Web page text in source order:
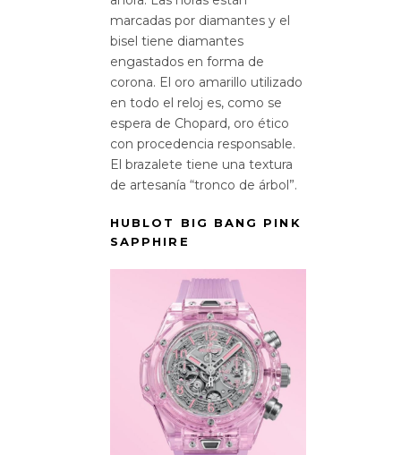
marcadas por diamantes y el
bisel tiene diamantes
engastados en forma de
corona. El oro amarillo utilizado
en todo el reloj es, como se
espera de Chopard, oro ético
con procedencia responsable.
El brazalete tiene una textura
de artesanía “tronco de árbol”.
HUBLOT BIG BANG PINK
SAPPHIRE